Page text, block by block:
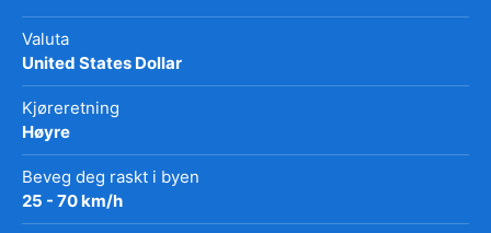
Valuta
United States Dollar
Kjøreretning
Høyre
Beveg deg raskt i byen
25 - 70 km/h